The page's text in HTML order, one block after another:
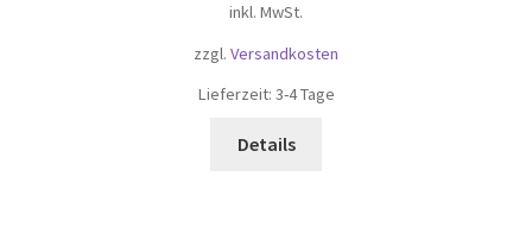
inkl. MwSt.
zzgl. Versandkosten
Lieferzeit: 3-4 Tage
Details